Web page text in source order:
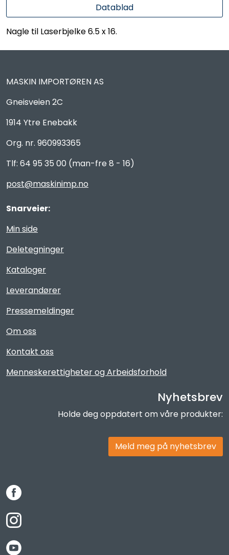
Datablad
Nagle til Laserbjelke 6.5 x 16.
MASKIN IMPORTØREN AS
Gneisveien 2C
1914 Ytre Enebakk
Org. nr. 960993365
Tlf: 64 95 35 00 (man-fre 8 - 16)
post@maskinimp.no
Snarveier:
Min side
Deletegninger
Kataloger
Leverandører
Pressemeldinger
Om oss
Kontakt oss
Menneskerettigheter og Arbeidsforhold
Nyhetsbrev
Holde deg oppdatert om våre produkter:
Meld meg på nyhetsbrev